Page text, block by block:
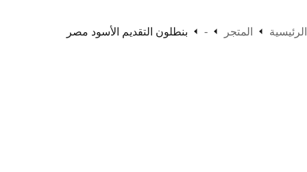
الرئيسية المتجر - بنطلون التقديم الأسود مصر